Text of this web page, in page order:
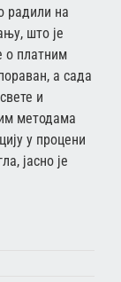
радили на
што је
о платним
а сада
и
методама
у процени
јасно је